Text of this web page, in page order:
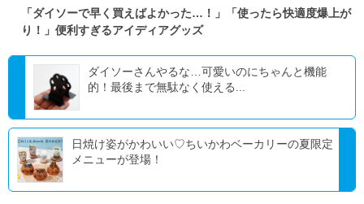
「ダイソーで早く買えばよかった…！」「使ったら快適度爆上が
り！」便利すぎるアイディアグッズ
ダイソーさんやるな…可愛いのにちゃんと機能
的！最後まで無駄なく使える...
日焼け姿がかわいい♡ちいかわベーカリーの夏限定
メニューが登場！